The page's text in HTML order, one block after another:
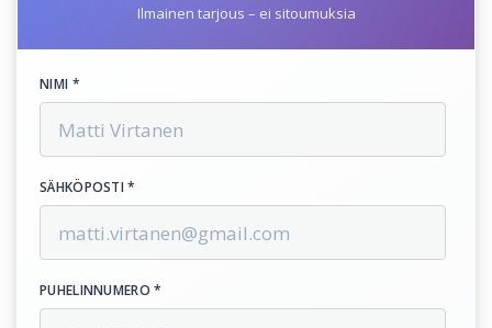
Ilmainen tarjous – ei sitoumuksia
NIMI *
SÄHKÖPOSTI *
PUHELINNUMERO *